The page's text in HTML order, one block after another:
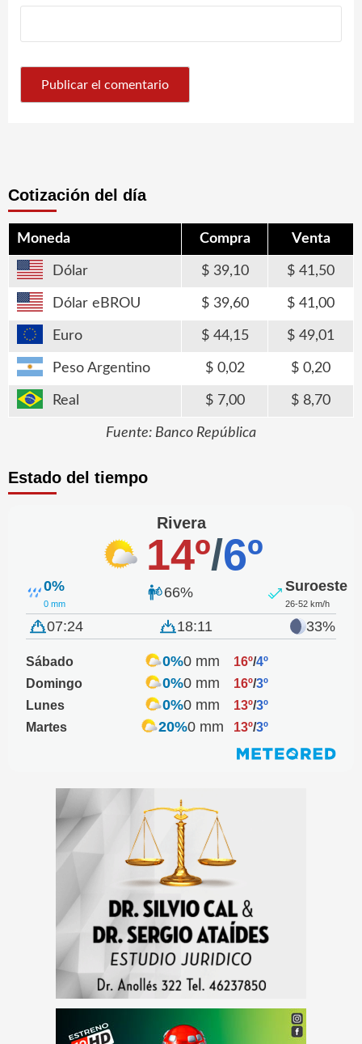
Cotización del día
Moneda Compra Venta
Dólar 39,10 41,50
Dólar eBROU 39,60 41,00
Euro 44,15 49,01
Peso Argentino 0,02 0,20
Real 7,00 8,70
Fuente: Banco República
Estado del tiempo
Rivera
14º/6º
0%
0 mm
66% Suroeste
26-52 km/h
07:24 18:11 33%
Sábado 0%0 mm 16º/4º
Domingo
0%0 mm 16º/3º
Lunes
0%0 mm 13º/3º
Martes
20%0 mm 13º/3º